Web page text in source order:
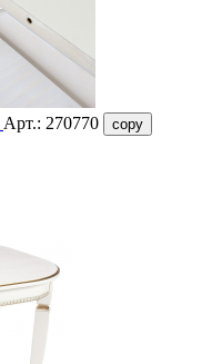
Арт.: 270770 copy